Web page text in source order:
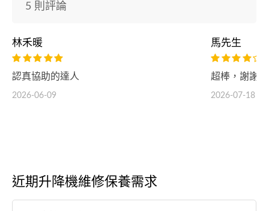
5 則評論
林禾暖
認真協助的達人
2026-06-09
馬先生
超棒，謝謝你
2026-07-18
近期升降機維修保養需求